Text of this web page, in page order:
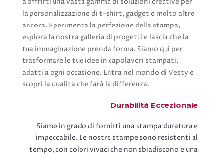
la personalizzazione di t-shirt, gadget e molto altro
ancora. Sperimenta la perfezione della stampa,
esplora la nostra galleria di progetti e lascia che la
tua immaginazione prenda forma. Siamo qui per
trasformare le tue idee in capolavori stampati,
adatti a ogni occasione. Entra nel mondo di Vesty e
scopri la qualità che farà la differenza.
Durabilità Eccezionale
Siamo in grado di fornirti una stampa duratura e
impeccabile. Le nostre stampe sono resistenti al
tempo, con colori vivaci che non sbiadiscono e una